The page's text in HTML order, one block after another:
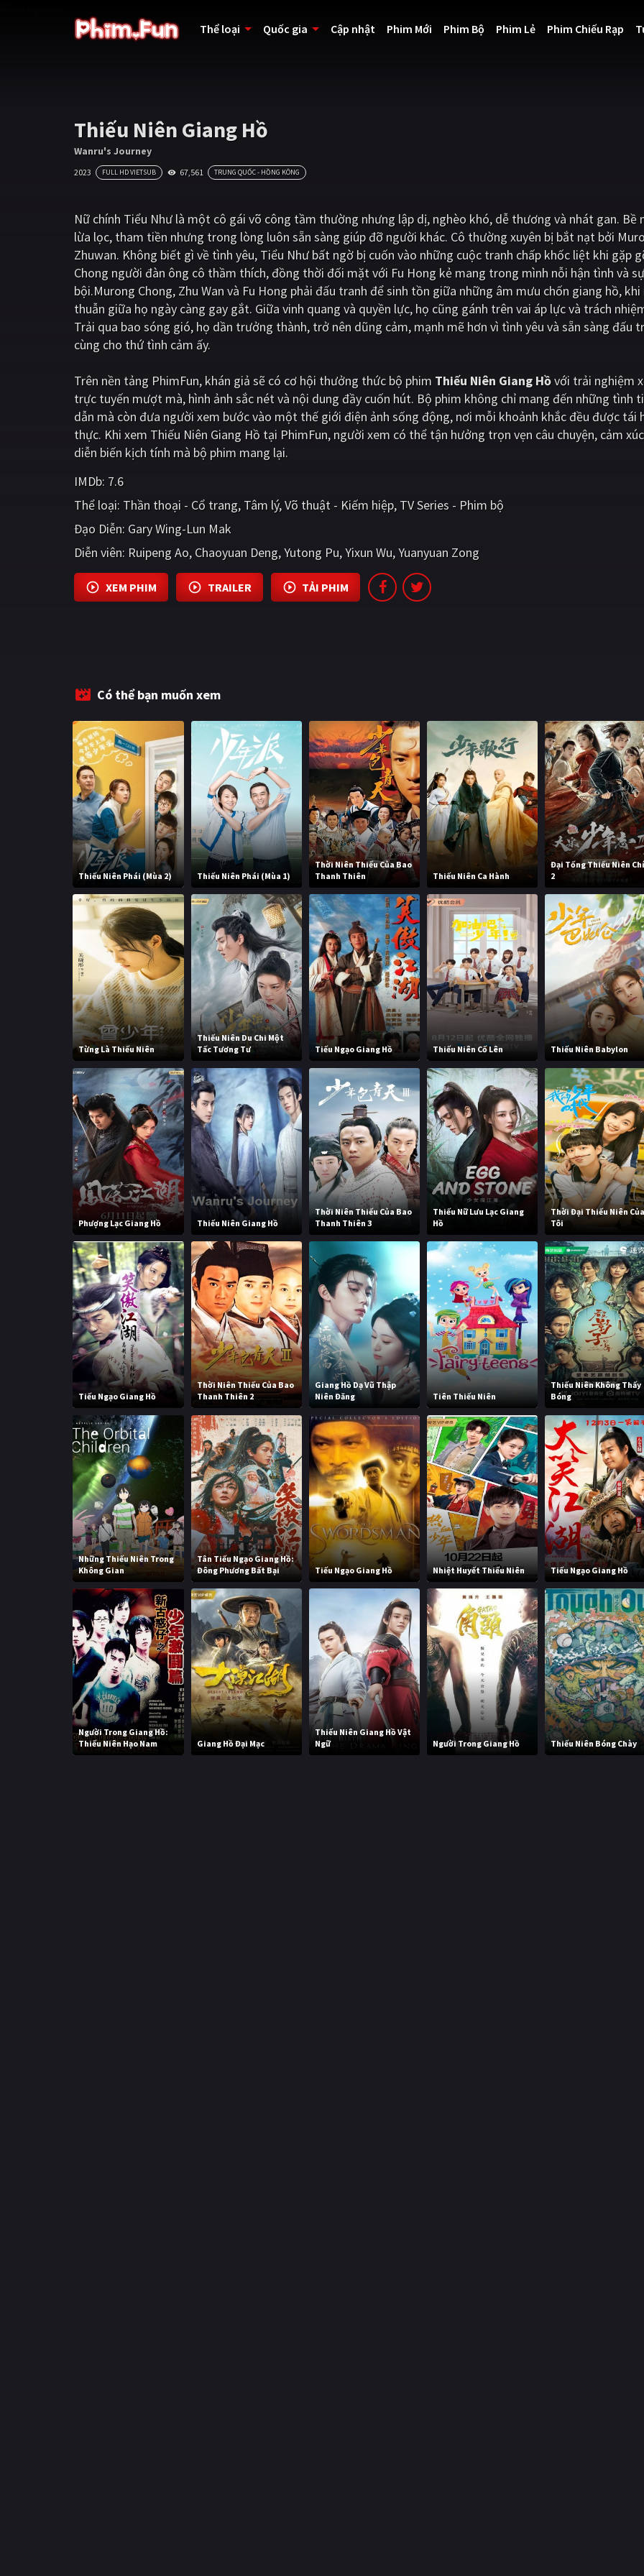
Thể loại Quốc gia Cập nhật Phim Mới Phim Bộ Phim Lẻ Phim Chiếu Rạp
Thiếu Niên Giang Hồ
Wanru's Journey
2023 FULL HD VIETSUB 67,561 TRUNG QUỐC - HỒNG KÔNG
Nữ chính Tiểu Như là một cô gái võ công tầm thường nhưng lập dị, nghèo khó, dễ thương và nhát gan. Bề
lừa lọc, tham tiền nhưng trong lòng luôn sẵn sàng giúp đỡ người khác. Cô thường xuyên bị bắt nạt bởi
Zhuwan. Không biết gì về tình yêu, Tiểu Như bất ngờ bị cuốn vào những cuộc tranh chấp khốc liệt khi gặp
Chong người đàn ông cô thầm thích, đồng thời đối mặt với Fu Hong kẻ mang trong mình nỗi hận tình và
bội.Murong Chong, Zhu Wan và Fu Hong phải đấu tranh để sinh tồn giữa những âm mưu chốn giang hồ,
thuẫn giữa họ ngày càng gay gắt. Giữa vinh quang và quyền lực, họ cũng gánh trên vai áp lực và trách
Trải qua bao sóng gió, họ dần trưởng thành, trở nên dũng cảm, mạnh mẽ hơn vì tình yêu và sẵn sàng đấu
cùng cho thứ tình cảm ấy.
Trên nền tảng PhimFun, khán giả sẽ có cơ hội thưởng thức bộ phim Thiếu Niên Giang Hồvới trải nghiệm
trực tuyến mượt mà, hình ảnh sắc nét và nội dung đầy cuốn hút. Bộ phim không chỉ mang đến những tình
dẫn mà còn đưa người xem bước vào một thế giới điện ảnh sống động, nơi mỗi khoảnh khắc đều được tái
thực. Khi xem Thiếu Niên Giang Hồ tại PhimFun, người xem có thể tận hưởng trọn vẹn câu chuyện, cảm
diễn biến kịch tính mà bộ phim mang lại.
IMDb: 7.6
Thể loại: Thần thoại - Cổ trang Tâm lý Võ thuật - Kiếm hiệp TV Series - Phim bộ
Đạo Diễn: Gary Wing-Lun Mak
Diễn viên: Ruipeng Ao Chaoyuan Deng Yutong Pu Yixun Wu Yuanyuan Zong
XEM PHIM TRAILER TẢI PHIM
Có thể bạn muốn xem
Thiếu Niên Phái (Mùa 2) Thiếu Niên Phái (Mùa 1)
Thời Niên Thiếu Của Bao
Thanh Thiên
Thiếu Niên Ca Hành
Đại Tống Thiếu Niên Chí
2
Từng Là Thiếu Niên
Thiếu Niên Du Chi Một
Tấc Tương Tư
Tiếu Ngạo Giang Hồ Thiếu Niên Cố Lên Thiếu Niên Babylon
Phượng Lạc Giang Hồ Thiếu Niên Giang Hồ
Thời Niên Thiếu Của Bao
Thanh Thiên 3
Thiếu Nữ Lưu Lạc Giang
Hồ
Thời Đại Thiếu Niên Của
Tôi
Tiếu Ngạo Giang Hồ
Thời Niên Thiếu Của Bao
Thanh Thiên 2
Giang Hồ Dạ Vũ Thập
Niên Đăng
Tiên Thiếu Niên
Thiếu Niên Không Thấy
Bóng
Những Thiếu Niên Trong
Không Gian
Tân Tiếu Ngạo Giang Hồ:
Đông Phương Bất Bại
Tiếu Ngạo Giang Hồ Nhiệt Huyết Thiếu Niên Tiếu Ngạo Giang Hồ
Người Trong Giang Hồ:
Thiếu Niên Hạo Nam
Giang Hồ Đại Mạc
Thiếu Niên Giang Hồ Vật
Ngữ
Người Trong Giang Hồ Thiếu Niên Bóng Chày